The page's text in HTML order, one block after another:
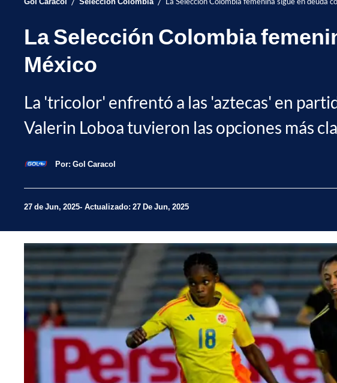
La Selección Colombia
México
La 'tricolor' enfrentó a las 'aztecas' en
Valerin Loboa tuvieron las opciones más
Por: Gol Caracol
27 de Jun, 2025 Actualizado: 27 De Jun, 2025